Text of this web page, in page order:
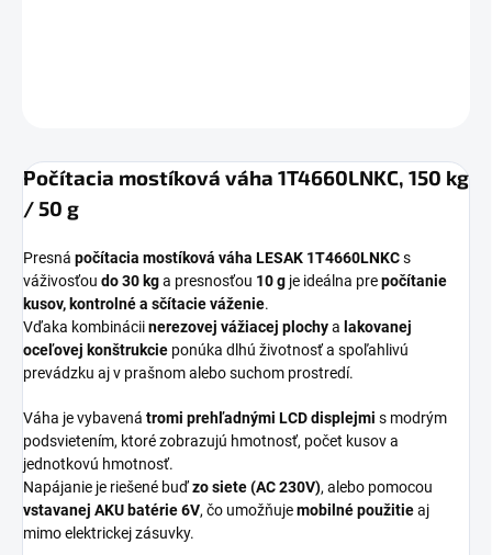
Počítacia mostíková váha 1T4660LNKC, 150 kg
/ 50 g
Presná počítacia mostíková váha LESAK 1T4660LNKCs
váživosťou do 30 kga presnosťou 10 g je ideálna prepočítanie
kusov, kontrolné a sčítacie váženie.
Vďaka kombináciinerezovej vážiacej plochya lakovanej
oceľovej konštrukcie ponúka dlhú životnosť a spoľahlivú
prevádzku aj v prašnom alebo suchom prostredí.
Váha je vybavená tromi prehľadnými LCD displejmi s modrým
podsvietením, ktoré zobrazujú hmotnosť, počet kusov a
jednotkovú hmotnosť.
Napájanie je riešené buďzo siete (AC 230V), alebo pomocou
vstavanej AKU batérie 6V, čo umožňujemobilné použitieaj
mimo elektrickej zásuvky.